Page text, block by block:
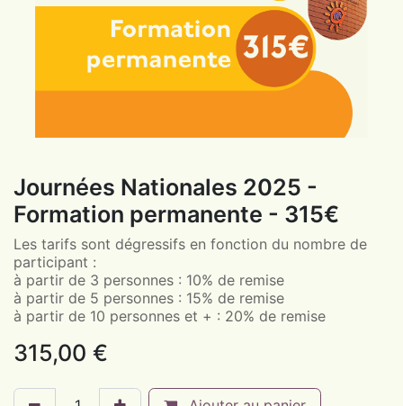
Journées Nationales 2025 -
Formation permanente - 315€
Les tarifs sont dégressifs en fonction du nombre de
participant :
à partir de 3 personnes : 10% de remise
à partir de 5 personnes : 15% de remise
à partir de 10 personnes et + : 20% de remise
315,00 €